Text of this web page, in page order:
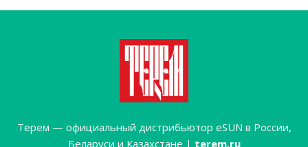
Терем — официальный дистрибьютор eSUN в России,
Беларуси и Казахстане | terem.ru